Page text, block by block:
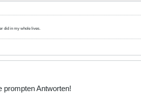
did in my whole lives.
prompten Antworten!